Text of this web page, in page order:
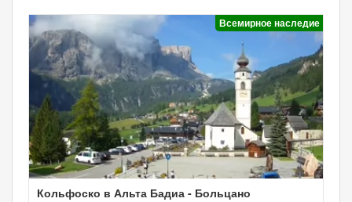
Всемирное наследие
Кольфоско в Альта Бадиа - Больцано